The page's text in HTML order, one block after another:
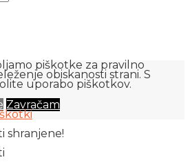
piškotke za pravilno
obiskanosti strani. S
uporabo piškotkov.
Zavračam
shranjene!